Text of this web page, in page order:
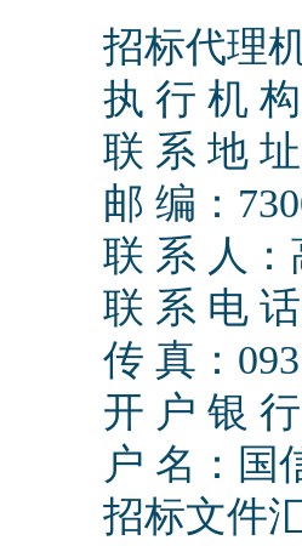
招标代理
执 行 机
联 系 地
邮 编：
联 系 人
联 系 电 话
传 真：
开 户 银
户 名：国
招标文件